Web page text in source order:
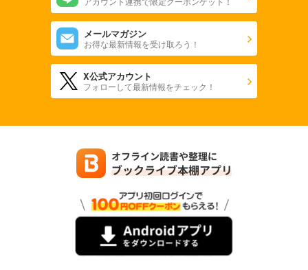
メールマガジン
お得な最新情報を受け取ろう！
X公式アカウント
フォローして最新情報をチェック！